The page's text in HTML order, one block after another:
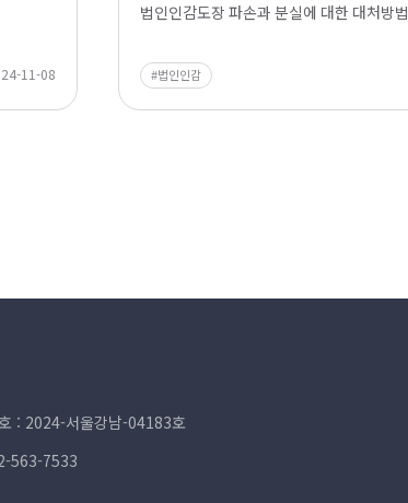
11-08
법인인감도장 파손과 분실에 대한 대처방법
법인인감
: 2024-서울강남-04183호
563-7533